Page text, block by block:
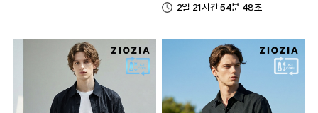
2일 21시간 54분 48초